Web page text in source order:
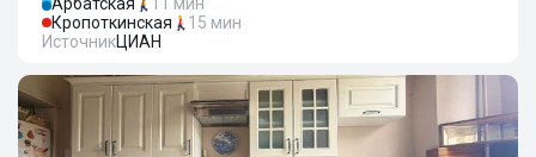
Кропоткинская
15 мин
ИсточникЦИАН